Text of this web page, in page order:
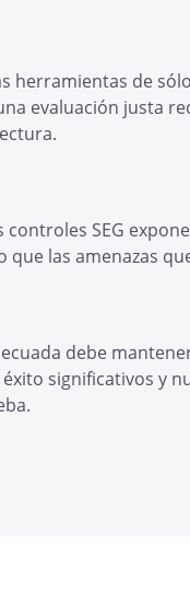
herramientas de
evaluación justa
controles SEG
que las amenazas
debe
significativos y